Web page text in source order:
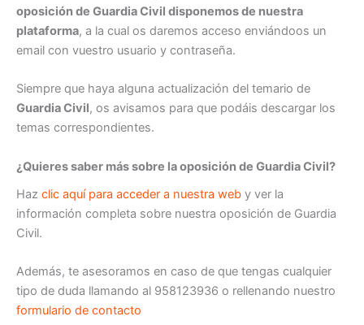
oposición de Guardia Civil disponemos de nuestra
plataforma, a la cual os daremos acceso enviándoos un
email con vuestro usuario y contraseña.
Siempre que haya alguna actualización del temario de
Guardia Civil, os avisamos para que podáis descargar los
temas correspondientes.
¿Quieres saber más sobre la oposición de Guardia Civil?
Haz clic aquí para acceder a nuestra web y ver la
información completa sobre nuestra oposición de Guardia
Civil.
Además, te asesoramos en caso de que tengas cualquier
tipo de duda llamando al 958123936 o rellenando nuestro
formulario de contacto